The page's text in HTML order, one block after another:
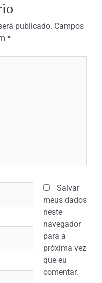
publicado. Campos
*
Salvar
meus dados
neste
navegador
para a
próxima vez
que eu
comentar.